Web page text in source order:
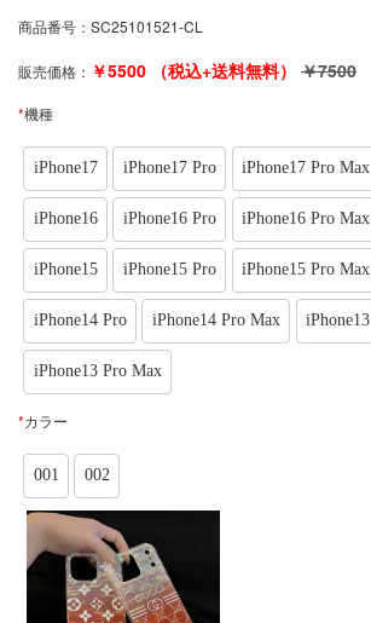
商品番号： SC25101521-CL
販売価格： ￥5500 （税込+送料無料） ￥7500
*機種
iPhone17 iPhone17 Pro iPhone17 Pro Max
iPhone16 iPhone16 Pro iPhone16 Pro Max
iPhone15 iPhone15 Pro iPhone15 Pro Max
iPhone14 Pro iPhone14 Pro Max iPhone13
iPhone13 Pro Max
*カラー
001 002